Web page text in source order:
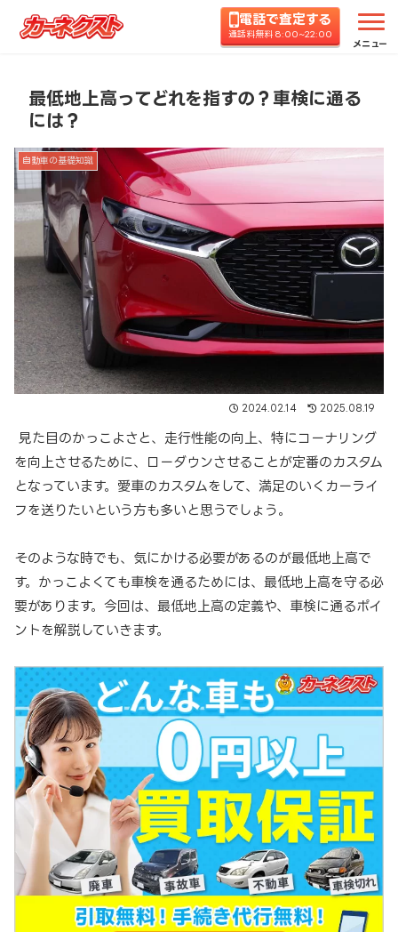
電話で査定する
通話料無料 8:00~22:00
メニュー
ホーム コラムTOP 自動車の基礎知識 最低地
最低地上高ってどれを指すの？車検に通る
には？
自動車の基礎知識
2024.02.14 2025.08.19
見た目のかっこよさと、走行性能の向上、特にコーナリング
を向上させるために、ローダウンさせることが定番のカスタム
となっています。愛車のカスタムをして、満足のいくカーライ
フを送りたいという方も多いと思うでしょう。
そのような時でも、気にかける必要があるのが最低地上高で
す。かっこよくても車検を通るためには、最低地上高を守る必
要があります。今回は、最低地上高の定義や、車検に通るポイ
ントを解説していきます。